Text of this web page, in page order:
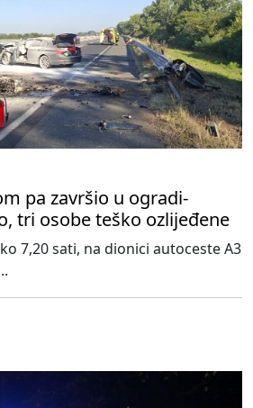
pa završio u ogradi-
tri osobe teško ozlijeđene
7,20 sati, na dionici autoceste A3